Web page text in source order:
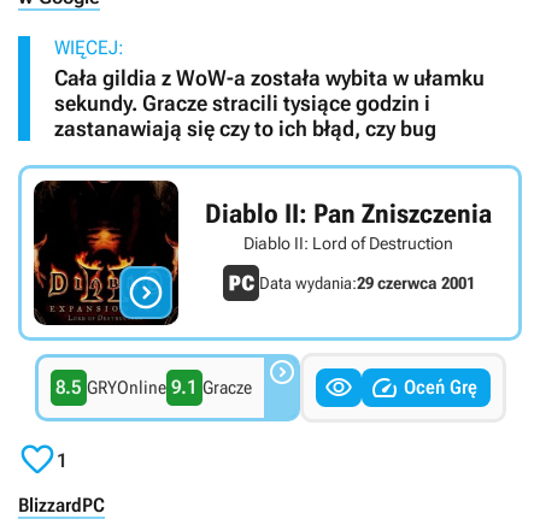
WIĘCEJ:
Cała gildia z WoW-a została wybita w ułamku
sekundy. Gracze stracili tysiące godzin i
zastanawiają się czy to ich błąd, czy bug

Diablo II: Pan Zniszczenia
Diablo II: Lord of Destruction
Data wydania:29 czerwca 2001
8.5 GRYOnline 9.1 Gracze    Oceń Grę
1
BlizzardPC